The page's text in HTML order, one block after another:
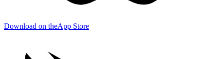
Download on theApp Store